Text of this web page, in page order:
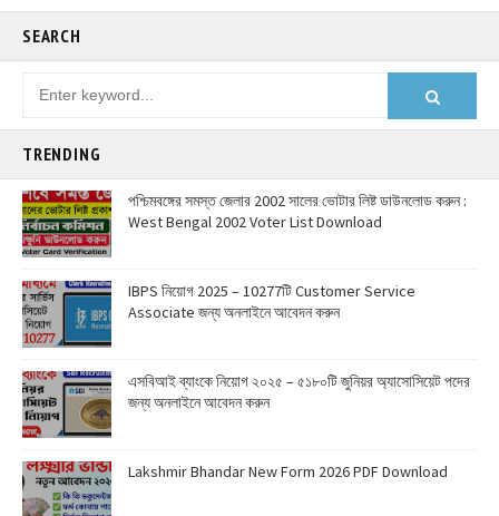
️ভারতের জাতীয় সড়কপথ এর সম্পূর্ণ তালিকা (Free PDF) - List of National
Highways in India - @Examdisha.in
SEARCH
TRENDING
পশ্চিমবঙ্গের সমস্ত জেলার 2002 সালের ভোটার লিষ্ট ডাউনলোড করুন :
West Bengal 2002 Voter List Download
IBPS নিয়োগ 2025 – 10277টি Customer Service
Associate জন্য অনলাইনে আবেদন করুন
এসবিআই ব্যাংকে নিয়োগ ২০২৫ – ৫১৮০টি জুনিয়র অ্যাসোসিয়েট পদের
জন্য অনলাইনে আবেদন করুন
Lakshmir Bhandar New Form 2026 PDF Download